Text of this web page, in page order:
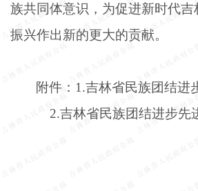
族共同体意识，为促进新时代
振兴作出新的更大的贡献。
附件： 1.吉林省民族团结进
2.吉林省民族团结进步先